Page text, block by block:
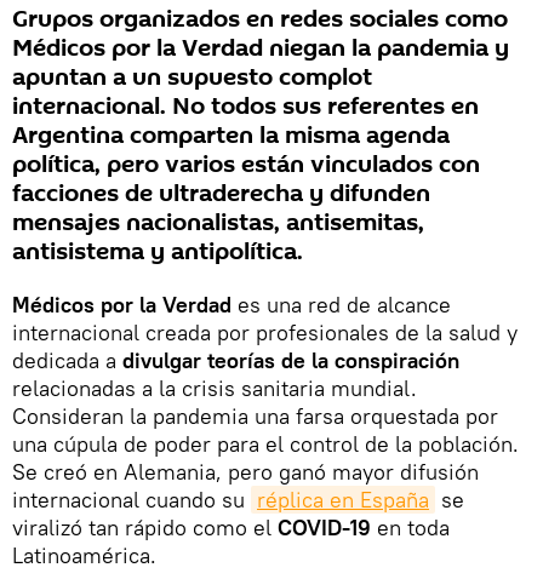
Grupos organizados en redes sociales como
Médicos por la Verdad niegan la pandemia y
apuntan a un supuesto complot
internacional. No todos sus referentes en
Argentina comparten la misma agenda
política, pero varios están vinculados con
facciones de ultraderecha y difunden
mensajes nacionalistas, antisemitas,
antisistema y antipolítica.
Médicos por la Verdad es una red de alcance
internacional creada por profesionales de la salud y
dedicada a divulgar teorías de la conspiración
relacionadas a la crisis sanitaria mundial.
Consideran la pandemia una farsa orquestada por
una cúpula de poder para el control de la población.
Se creó en Alemania, pero ganó mayor difusión
internacional cuando su réplica en España se
viralizó tan rápido como el COVID-19 en toda
Latinoamérica.